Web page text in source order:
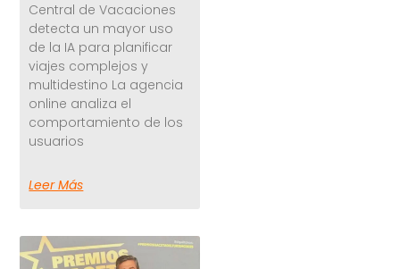
Central de Vacaciones
detecta un mayor uso
de la IA para planificar
viajes complejos y
multidestino La agencia
online analiza el
comportamiento de los
usuarios
Leer Más